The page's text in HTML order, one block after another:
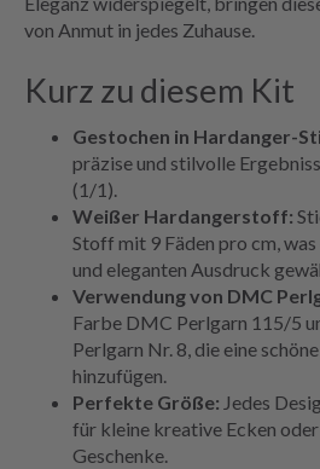
von Anmut in jedes Zuhause.
Kurz zu diesem Kit
Gestochen in Hardanger-
präzise und stilvolle
(1/1).
Weißer Hardangerstoff:
Stoff mit 9 Fäden pro cm,
und eleganten Ausdruck
Verwendung von DMC
Farbe DMC Perlgarn 115/5
Perlgarn Nr. 8, die eine
hinzufügen.
Perfekte Größe: Jedes
für kleine kreative Ecken
Geschenke.